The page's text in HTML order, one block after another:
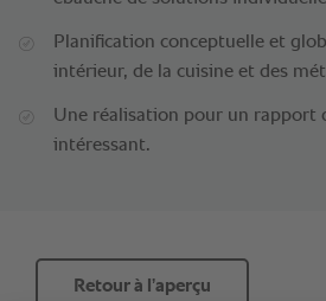
Planification conceptuelle et
intérieur, de la cuisine et des
Une réalisation pour un
intéressant.
Retour à l’aperçu